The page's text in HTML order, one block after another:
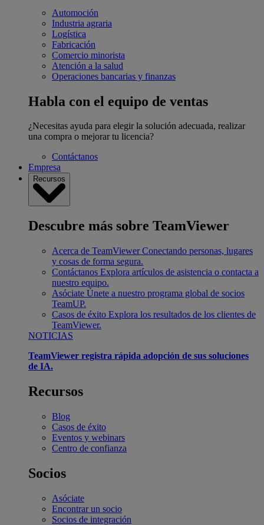
Automoción
Industria agraria
Logística
Fabricación
Comercio minorista
Atención a la salud
Operaciones bancarias y finanzas
Habla con el equipo de ventas
¿Necesitas ayuda para elegir la solución adecuada, realizar
una compra o mejorar tu licencia?
Contáctanos
Empresa
Recursos
Descubre más sobre TeamViewer
Acerca de TeamViewer Conectando personas, lugares
y cosas de forma segura.
Contáctanos Explora artículos de asistencia o contacta a
nuestro equipo.
Asóciate Únete a nuestro programa global de socios
TeamUP.
Casos de éxito Explora los resultados de los clientes de
TeamViewer.
NOTICIAS
TeamViewer registra rápida adopción de sus soluciones
de IA.
Recursos
Blog
Casos de éxito
Eventos y webinars
Centro de confianza
Socios
Asóciate
Encontrar un socio
Socios de integración